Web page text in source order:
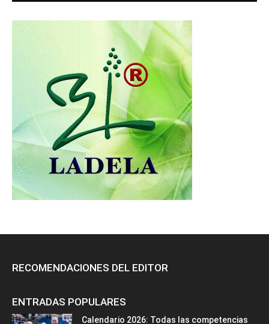
RECOMENDACIONES DEL EDITOR
ENTRADAS POPULARES
Calendario 2026: Todas las competencias